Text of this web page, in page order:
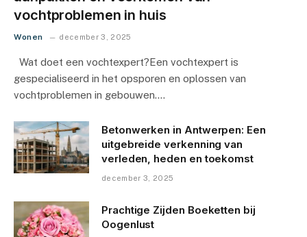
vochtproblemen in huis
Wonen december 3, 2025
Wat doet een vochtexpert?Een vochtexpert is
gespecialiseerd in het opsporen en oplossen van
vochtproblemen in gebouwen.…
Betonwerken in Antwerpen: Een
uitgebreide verkenning van
verleden, heden en toekomst
december 3, 2025
Prachtige Zijden Boeketten bij
Oogenlust